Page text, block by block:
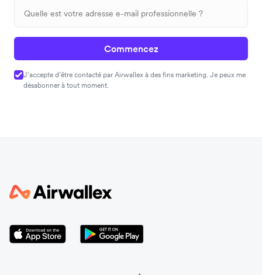
Commencez
J’accepte d’être contacté par Airwallex à des fins marketing. Je peux me
désabonner à tout moment.